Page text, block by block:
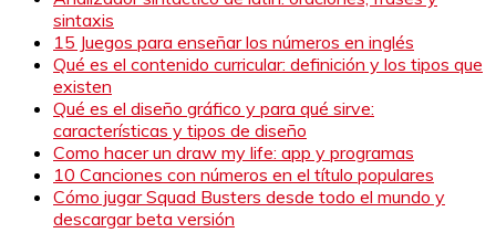
sintaxis
15 Juegos para enseñar los números en inglés
Qué es el contenido curricular: definición y los tipos que
existen
Qué es el diseño gráfico y para qué sirve:
características y tipos de diseño
Como hacer un draw my life: app y programas
10 Canciones con números en el título populares
Cómo jugar Squad Busters desde todo el mundo y
descargar beta versión